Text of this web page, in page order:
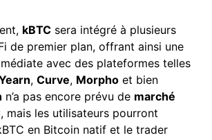
kBTC sera intégré à plusieurs
de premier plan, offrant ainsi une
avec des plateformes telles
, Curve, Morpho et bien
n’a pas encore prévu de marché
, mais les utilisateurs pourront
en Bitcoin natif et le trader